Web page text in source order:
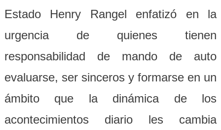
Estado Henry Rangel enfatizó en la
urgencia de quienes tienen
responsabilidad de mando de auto
evaluarse, ser sinceros y formarse en un
ámbito que la dinámica de los
acontecimientos diario les cambia